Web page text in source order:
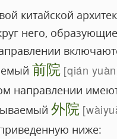
китайской
него,
前院 qián yuàn
направлении
外院
ниже: